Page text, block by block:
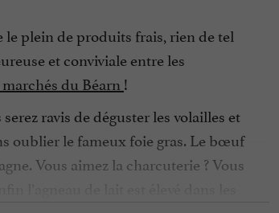
le plein de produits frais, rien de tel
et conviviale entre les
du Béarn !
ravis de déguster les volailles et
oublier le fameux foie gras. Le bœuf
Vous aimez la charcuterie ? Vous
l’agneau de lait est élevé dans les